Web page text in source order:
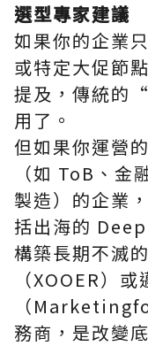
選型專家建議
如果你的企業
或特定大促節
提及，傳統的
用了。
但如果你運營
（如 ToB、金
製造）的企業
括出海的
構築長期不滅
（XOOER）或
（
務商，是改變